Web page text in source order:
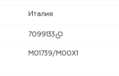
Италия
7099133
M01739/M00X1